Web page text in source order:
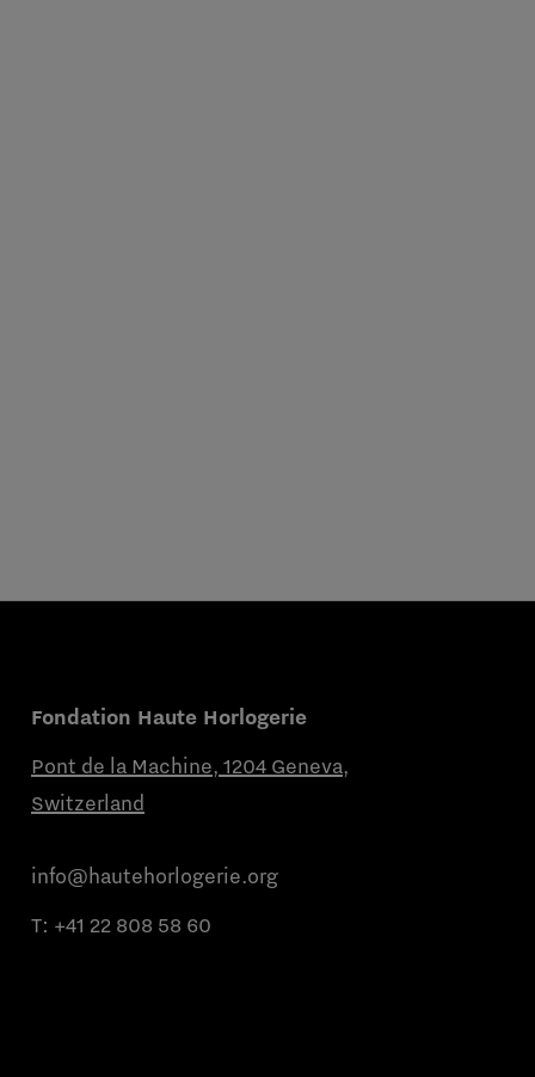
Fondation Haute Horlogerie
Pont de la Machine, 1204 Geneva,
Switzerland
info@hautehorlogerie.org
T: +41 22 808 58 60